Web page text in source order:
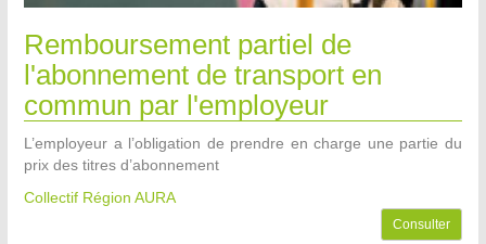
Remboursement partiel de
l'abonnement de transport en
commun par l'employeur
L’employeur a l’obligation de prendre en charge une partie du
prix des titres d’abonnement
Collectif Région AURA
Consulter